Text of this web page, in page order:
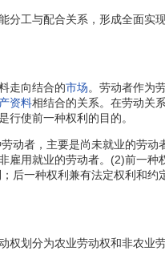
工与配合关系，形成全面实
走向结合的市场。劳动者作为
资料相结合的关系。在劳动关
使前一种权利的目的。
者，主要是尚未就业的劳动
用就业的劳动者。(2)前一
后一种权利兼有法定权利和
分为农业劳动权和非农业